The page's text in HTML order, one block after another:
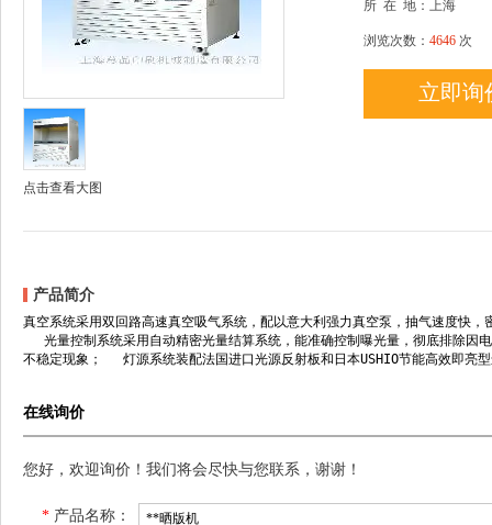
点击查看大图
所 在 地：上海
浏览次数： 4646 次
立即询
产品简介
真空系统采用双回路高速真空吸气系统，配以意大利强力真空泵，抽气速度快
光量控制系统采用自动精密光量结算系统，能准确控制曝光量，彻底排除因
不稳定现象； 灯源系统装配法国进口光源反射板和日本USHIO节能高效即亮
在线询价
您好，欢迎询价！我们将会尽快与您联系，谢谢！
* 产品名称：